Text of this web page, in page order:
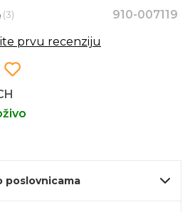
(3)
910-007119
prvu recenziju
poslovnicama